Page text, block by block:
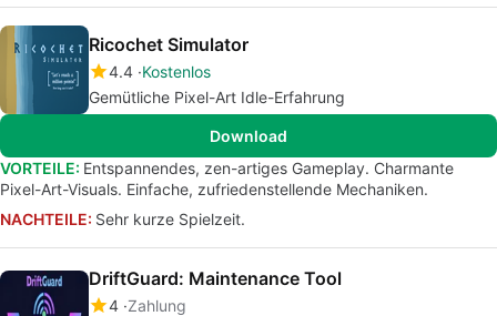
Ricochet Simulator
4.4 Kostenlos
Gemütliche Pixel-Art Idle-Erfahrung
Download
VORTEILE: Entspannendes, zen-artiges Gameplay. Charmante
Pixel-Art-Visuals. Einfache, zufriedenstellende Mechaniken.
NACHTEILE: Sehr kurze Spielzeit.
DriftGuard: Maintenance Tool
4 Zahlung